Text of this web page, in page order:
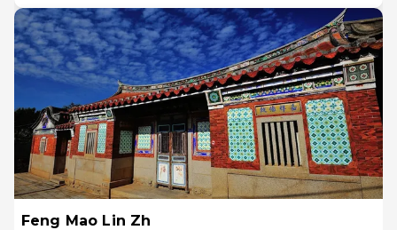
Feng Mao Lin Zh